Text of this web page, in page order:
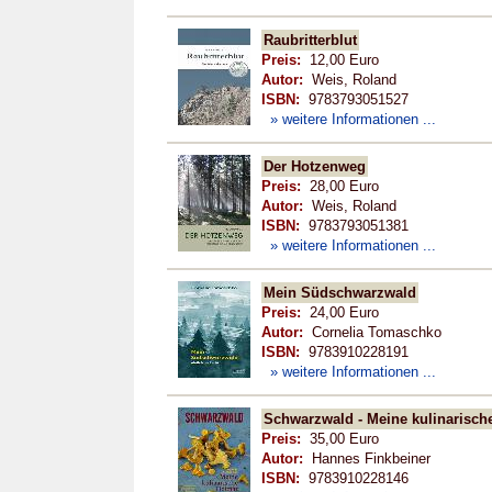
Raubritterblut
Preis: 12,00 Euro
Autor: Weis, Roland
ISBN: 9783793051527
» weitere Informationen ...
Der Hotzenweg
Preis: 28,00 Euro
Autor: Weis, Roland
ISBN: 9783793051381
» weitere Informationen ...
Mein Südschwarzwald
Preis: 24,00 Euro
Autor: Cornelia Tomaschko
ISBN: 9783910228191
» weitere Informationen ...
Schwarzwald - Meine
Preis: 35,00 Euro
Autor: Hannes Finkbeiner
ISBN: 9783910228146